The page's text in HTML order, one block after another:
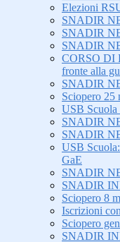
Elezioni
SNADIR
SNADIR
SNADIR
CORSO DI
fronte alla
SNADIR
Sciopero 25
USB Scuola
SNADIR
SNADIR
USB
GaE
SNADIR
SNADIR
Sciopero 8
Iscrizioni
Sciopero
SNADIR